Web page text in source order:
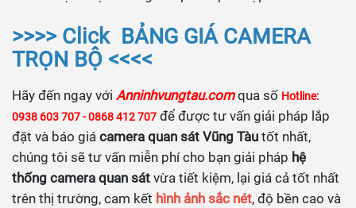
>>>> Click BẢNG GIÁ CAMERA
TRỌN BỘ <<<<
Hãy đến ngay với Anninhvungtau.comqua số Hotline:
0938 603 707 - 0868 412 707 để được tư vấn giải pháp lắp
đặt và báo giá camera quan sát Vũng Tàu tốt nhất,
chúng tôi sẽ tư vấn miễn phí cho bạn giải pháp hệ
thống camera quan sát vừa tiết kiệm, lại giá cả tốt nhất
trên thị trường, cam kết hình ảnh sắc nét, độ bền cao và